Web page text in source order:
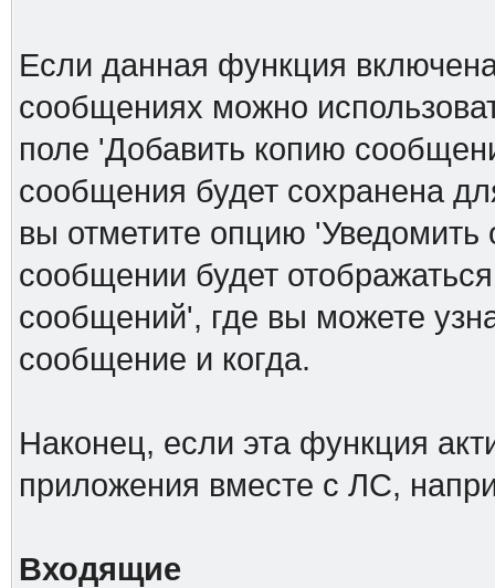
Если данная функция
сообщениях можно
поле 'Добавить копию
сообщения будет сохранена
вы отметите опцию
сообщении будет
сообщений', где вы можете
сообщение и когда.
Наконец, если эта функция
приложения вместе с ЛС,
Входящие